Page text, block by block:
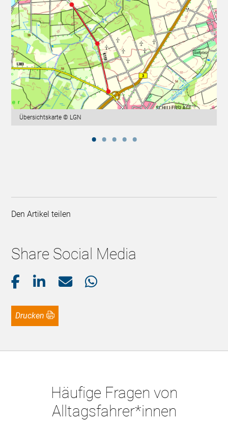
Übersichtskarte © LGN
Den Artikel teilen
Share Social Media
Drucken
Häufige Fragen von
Alltagsfahrer*innen